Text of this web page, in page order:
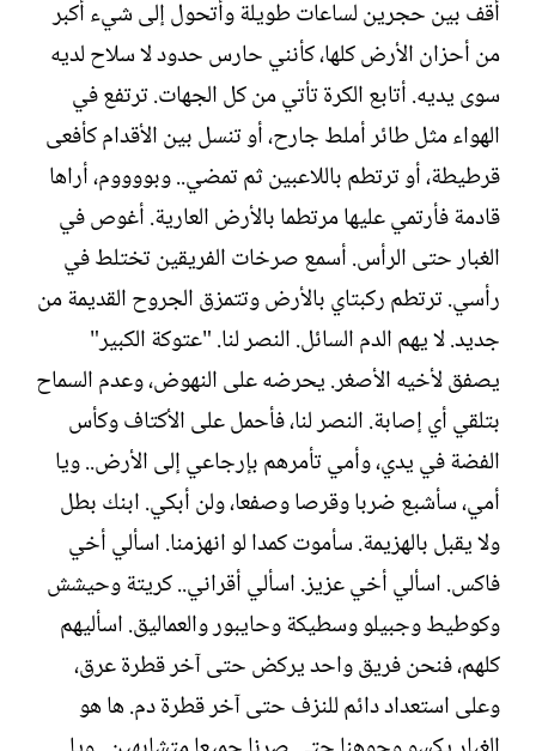
أقف بين حجرين لساعات طويلة وأتحول إلى شيء أكبر
من أحزان الأرض كلها، كأنني حارس حدود لا سلاح لديه
سوى يديه. أتابع الكرة تأتي من كل الجهات. ترتفع في
الهواء مثل طائر أملط جارح، أو تنسل بين الأقدام كأفعى
قرطيطة، أو ترتطم باللاعبين ثم تمضي.. وبووووم، أراها
قادمة فأرتمي عليها مرتطما بالأرض العارية. أغوص في
الغبار حتى الرأس. أسمع صرخات الفريقين تختلط في
رأسي. ترتطم ركبتاي بالأرض وتتمزق الجروح القديمة من
جديد. لا يهم الدم السائل. النصر لنا. "عتوكة الكبير"
يصفق لأخيه الأصغر. يحرضه على النهوض، وعدم السماح
بتلقي أي إصابة. النصر لنا، فأحمل على الأكتاف وكأس
الفضة في يدي، وأمي تأمرهم بإرجاعي إلى الأرض.. ويا
أمي، سأشبع ضربا وقرصا وصفعا، ولن أبكي. ابنك بطل
ولا يقبل بالهزيمة. سأموت كمدا لو انهزمنا. اسألي أخي
فاكس. اسألي أخي عزيز. اسألي أقراني.. كريتة وحيشش
وكوطيط وجبيلو وسطيكة وحايبور والعماليق. اسأليهم
كلهم، فنحن فريق واحد يركض حتى آخر قطرة عرق،
وعلى استعداد دائم للنزف حتى آخر قطرة دم. ها هو